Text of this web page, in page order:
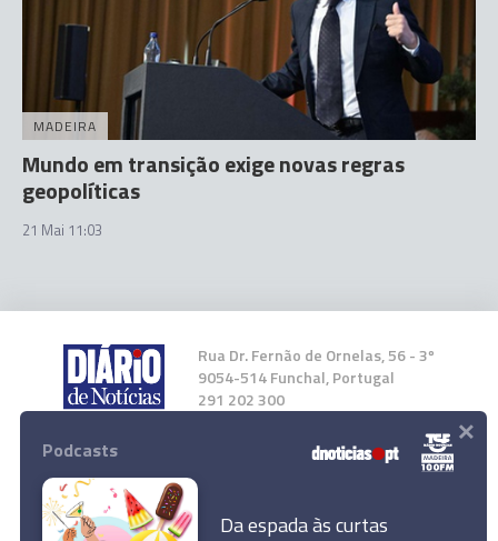
MADEIRA
Mundo em transição exige novas regras
geopolíticas
21 Mai 11:03
Rua Dr. Fernão de Ornelas, 56 - 3º
9054-514 Funchal, Portugal
291 202 300
Instale a nossa App
Podcasts
Da espada às curtas
×